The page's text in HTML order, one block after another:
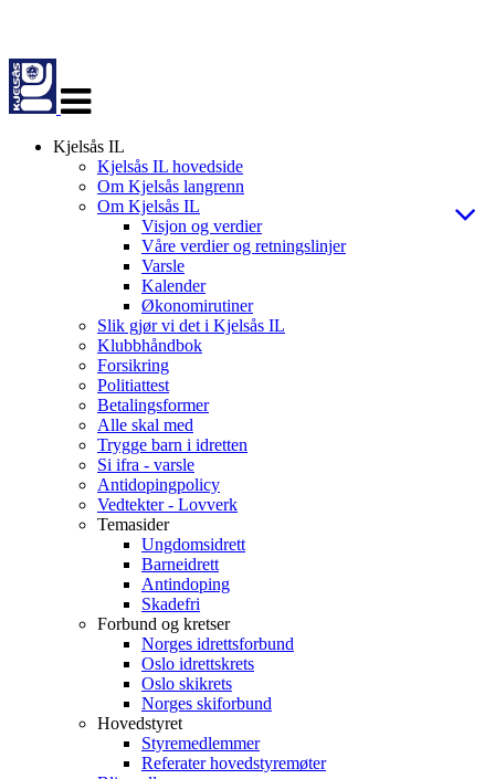
navigasjon
Kjelsås IL
Kjelsås IL hovedside
Om Kjelsås langrenn
Om Kjelsås IL
Visjon og verdier
Våre verdier og retningslinjer
Varsle
Kalender
Økonomirutiner
Slik gjør vi det i Kjelsås IL
Klubbhåndbok
Forsikring
Politiattest
Betalingsformer
Alle skal med
Trygge barn i idretten
Si ifra - varsle
Antidopingpolicy
Vedtekter - Lovverk
Temasider
Ungdomsidrett
Barneidrett
Antindoping
Skadefri
Forbund og kretser
Norges idrettsforbund
Oslo idrettskrets
Oslo skikrets
Norges skiforbund
Hovedstyret
Styremedlemmer
Referater hovedstyremøter